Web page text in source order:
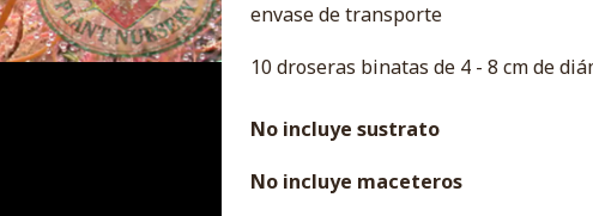
envase de transporte
10 droseras binatas de 4 - 8 cm de
No incluye sustrato
No incluye maceteros